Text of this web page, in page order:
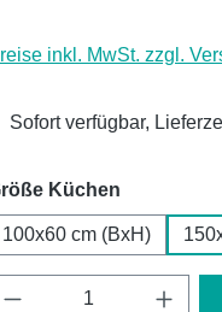
inkl. MwSt. zzgl.
Sofort verfügbar,
Küchen
100x60 cm (BxH)
Produkt Anzahl: